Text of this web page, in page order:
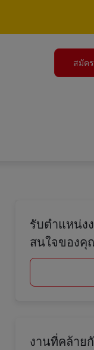
สมัค
รับตำแหน่ง
สนใจของคุ
งานที่คล้าย